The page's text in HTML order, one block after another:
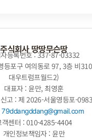
로그인
주식회사 땅땅무슨땅
등록번호 : 337-87-03332
등포구 여의동로 97, 3층 비
대우트럼프월드2)
대표자 : 윤만, 최영훈
고 : 제 2026-서울영등포-
79ddangddang@gmail.com
객센터 : 010-4285-4404
개인정보책임자 : 윤만